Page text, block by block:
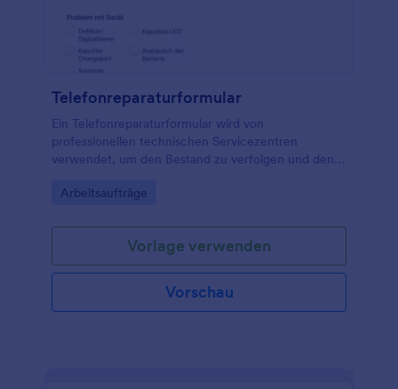
Telefonreparaturformular
Ein Telefonreparaturformular wird von
professionellen technischen Servicezentren
verwendet, um den Bestand zu verfolgen und den
technischen Servicezentren unerlässlich, um
Vorlage für ein Telefonreparaturformular ist mit allen
notwendigen Feldern ausgestattet, um Ihren
Bestand zu erfassen, Serviceleistungen zu erbringen
und sogar Erinnerungen an Ihre Kunden zu senden,
um Termine zu vereinbaren. Passen Sie das Formular
Go to Category:
Arbeitsaufträge
Vorlage verwenden
Vorschau